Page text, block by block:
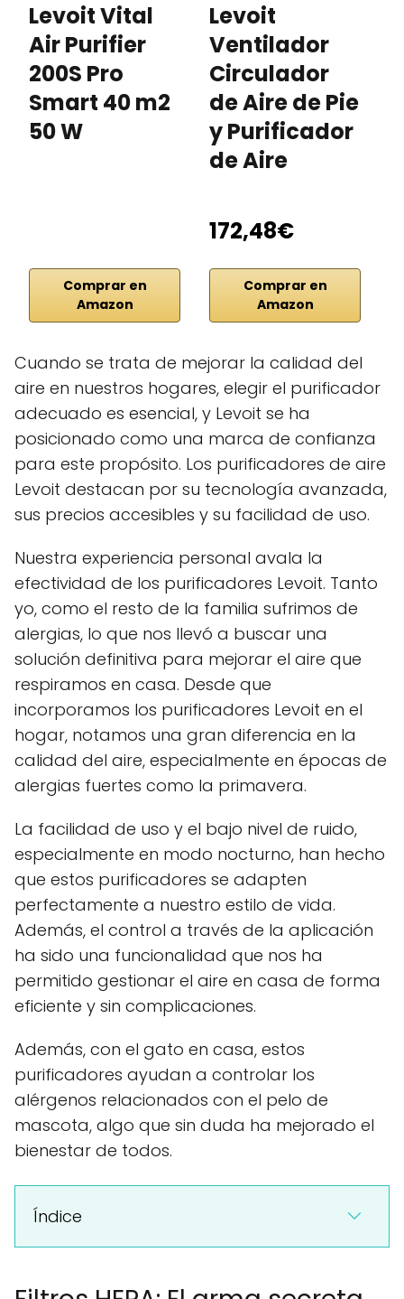
Levoit Vital
Air Purifier
200S Pro
Smart 40 m2
50 W
Comprar en
Amazon
Levoit
Ventilador
Circulador
de Aire de Pie
y Purificador
de Aire
172,48€
Comprar en
Amazon
Cuando se trata de mejorar la calidad del
aire en nuestros hogares, elegir el purificador
adecuado es esencial, y Levoit se ha
posicionado como una marca de confianza
para este propósito. Los purificadores de aire
Levoit destacan por su tecnología avanzada,
sus precios accesibles y su facilidad de uso.
Nuestra experiencia personal avala la
efectividad de los purificadores Levoit. Tanto
yo, como el resto de la familia sufrimos de
alergias, lo que nos llevó a buscar una
solución definitiva para mejorar el aire que
respiramos en casa. Desde que
incorporamos los purificadores Levoit en el
hogar, notamos una gran diferencia en la
calidad del aire, especialmente en épocas de
alergias fuertes como la primavera.
La facilidad de uso y el bajo nivel de ruido,
especialmente en modo nocturno, han hecho
que estos purificadores se adapten
perfectamente a nuestro estilo de vida.
Además, el control a través de la aplicación
ha sido una funcionalidad que nos ha
permitido gestionar el aire en casa de forma
eficiente y sin complicaciones.
Además, con el gato en casa, estos
purificadores ayudan a controlar los
alérgenos relacionados con el pelo de
mascota, algo que sin duda ha mejorado el
bienestar de todos.
Índice